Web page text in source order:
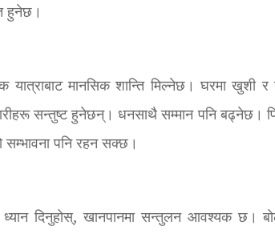
हुनेछ।
मानसिक शान्ति मिल्नेछ। घरमा खुशी र
सन्तुष्ट हुनेछन्। धनसाथै सम्मान पनि बढ्नेछ।
सम्भावना पनि रहन सक्छ।
दिनुहोस्, खानपानमा सन्तुलन आवश्यक छ।